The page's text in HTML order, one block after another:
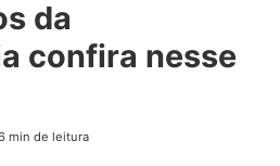
da
confira nesse
min de leitura